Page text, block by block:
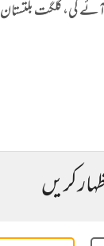
گی، گلگت
کریں